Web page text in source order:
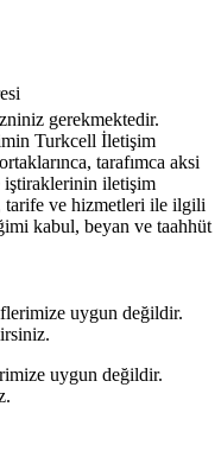
gerekmektedir.
Turkcell İletişim
tarafımca aksi
iştiraklerinin iletişim
tarife ve hizmetleri ile ilgili
kabul, beyan ve taahhüt
uygun değildir.
uygun değildir.